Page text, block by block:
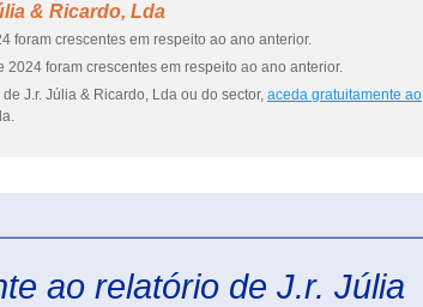
& Ricardo, Lda
foram crescentes em respeito ao ano anterior.
foram crescentes em respeito ao ano anterior.
J.r. Júlia & Ricardo, Lda ou do sector, aceda gratuitamente ao
ao relatório de J.r. Júlia